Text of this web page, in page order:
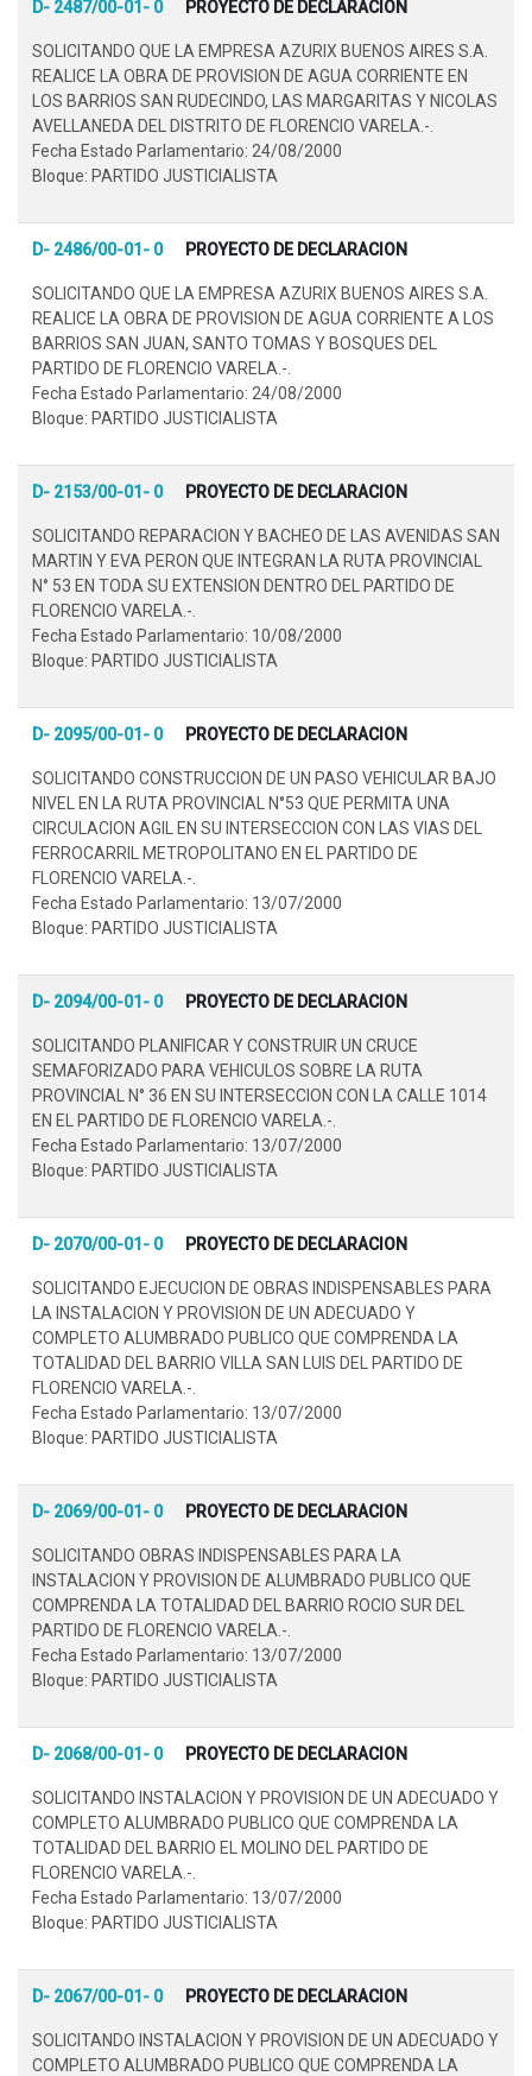
D- 2487/00-01- 0 PROYECTO DE DECLARACION
SOLICITANDO QUE LA EMPRESA AZURIX BUENOS AIRES S.A.
REALICE LA OBRA DE PROVISION DE AGUA CORRIENTE EN
LOS BARRIOS SAN RUDECINDO, LAS MARGARITAS Y NICOLAS
AVELLANEDA DEL DISTRITO DE FLORENCIO VARELA.-.
Fecha Estado Parlamentario: 24/08/2000
Bloque: PARTIDO JUSTICIALISTA
D- 2486/00-01- 0 PROYECTO DE DECLARACION
SOLICITANDO QUE LA EMPRESA AZURIX BUENOS AIRES S.A.
REALICE LA OBRA DE PROVISION DE AGUA CORRIENTE A LOS
BARRIOS SAN JUAN, SANTO TOMAS Y BOSQUES DEL
PARTIDO DE FLORENCIO VARELA.-.
Fecha Estado Parlamentario: 24/08/2000
Bloque: PARTIDO JUSTICIALISTA
D- 2153/00-01- 0 PROYECTO DE DECLARACION
SOLICITANDO REPARACION Y BACHEO DE LAS AVENIDAS SAN
MARTIN Y EVA PERON QUE INTEGRAN LA RUTA PROVINCIAL
N° 53 EN TODA SU EXTENSION DENTRO DEL PARTIDO DE
FLORENCIO VARELA.-.
Fecha Estado Parlamentario: 10/08/2000
Bloque: PARTIDO JUSTICIALISTA
D- 2095/00-01- 0 PROYECTO DE DECLARACION
SOLICITANDO CONSTRUCCION DE UN PASO VEHICULAR BAJO
NIVEL EN LA RUTA PROVINCIAL N°53 QUE PERMITA UNA
CIRCULACION AGIL EN SU INTERSECCION CON LAS VIAS DEL
FERROCARRIL METROPOLITANO EN EL PARTIDO DE
FLORENCIO VARELA.-.
Fecha Estado Parlamentario: 13/07/2000
Bloque: PARTIDO JUSTICIALISTA
D- 2094/00-01- 0 PROYECTO DE DECLARACION
SOLICITANDO PLANIFICAR Y CONSTRUIR UN CRUCE
SEMAFORIZADO PARA VEHICULOS SOBRE LA RUTA
PROVINCIAL N° 36 EN SU INTERSECCION CON LA CALLE 1014
EN EL PARTIDO DE FLORENCIO VARELA.-.
Fecha Estado Parlamentario: 13/07/2000
Bloque: PARTIDO JUSTICIALISTA
D- 2070/00-01- 0 PROYECTO DE DECLARACION
SOLICITANDO EJECUCION DE OBRAS INDISPENSABLES PARA
LA INSTALACION Y PROVISION DE UN ADECUADO Y
COMPLETO ALUMBRADO PUBLICO QUE COMPRENDA LA
TOTALIDAD DEL BARRIO VILLA SAN LUIS DEL PARTIDO DE
FLORENCIO VARELA.-.
Fecha Estado Parlamentario: 13/07/2000
Bloque: PARTIDO JUSTICIALISTA
D- 2069/00-01- 0 PROYECTO DE DECLARACION
SOLICITANDO OBRAS INDISPENSABLES PARA LA
INSTALACION Y PROVISION DE ALUMBRADO PUBLICO QUE
COMPRENDA LA TOTALIDAD DEL BARRIO ROCIO SUR DEL
PARTIDO DE FLORENCIO VARELA.-.
Fecha Estado Parlamentario: 13/07/2000
Bloque: PARTIDO JUSTICIALISTA
D- 2068/00-01- 0 PROYECTO DE DECLARACION
SOLICITANDO INSTALACION Y PROVISION DE UN ADECUADO Y
COMPLETO ALUMBRADO PUBLICO QUE COMPRENDA LA
TOTALIDAD DEL BARRIO EL MOLINO DEL PARTIDO DE
FLORENCIO VARELA.-.
Fecha Estado Parlamentario: 13/07/2000
Bloque: PARTIDO JUSTICIALISTA
D- 2067/00-01- 0 PROYECTO DE DECLARACION
SOLICITANDO INSTALACION Y PROVISION DE UN ADECUADO Y
COMPLETO ALUMBRADO PUBLICO QUE COMPRENDA LA